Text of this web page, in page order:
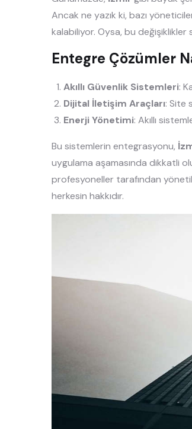
Ancak ne yazık ki, bazı
kalabiliyor. Oysa, bu değişiklikler
Entegre Çözümler
Akıllı Güvenlik Sistemleri:
Dijital İletişim Araçları: Site
Enerji Yönetimi: Akıllı
Bu sistemlerin entegrasyonu,
uygulama aşamasında dikkatli
profesyoneller tarafından
herkesin hakkıdır.